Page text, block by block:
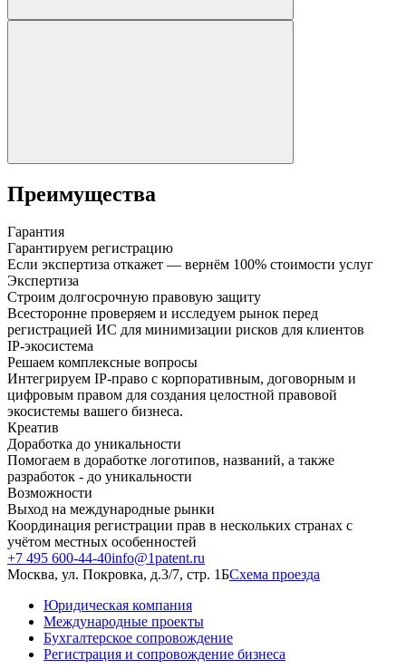
Преимущества
Гарантия
Гарантируем регистрацию
Если экспертиза откажет — вернём 100% стоимости услуг
Экспертиза
Строим долгосрочную правовую защиту
Всесторонне проверяем и исследуем рынок перед
регистрацией ИС для минимизации рисков для клиентов
IP-экосистема
Решаем комплексные вопросы
Интегрируем IP-право с корпоративным, договорным и
цифровым правом для создания целостной правовой
экосистемы вашего бизнеса.
Креатив
Доработка до уникальности
Помогаем в доработке логотипов, названий, а также
разработок - до уникальности
Возможности
Выход на международные рынки
Координация регистрации прав в нескольких странах с
учётом местных особенностей
+7 495 600-44-40info@1patent.ru
Москва, ул. Покровка, д.3/7, стр. 1БСхема проезда
Юридическая компания
Международные проекты
Бухгалтерское сопровождение
Регистрация и сопровождение бизнеса